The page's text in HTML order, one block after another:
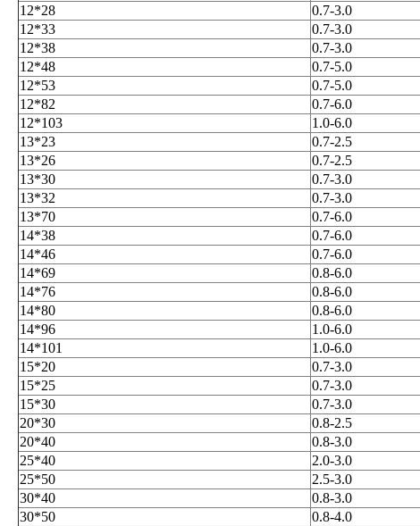
12*28
0.7-3.0
12*33
0.7-3.0
12*38
0.7-3.0
12*48
0.7-5.0
12*53
0.7-5.0
12*82
0.7-6.0
12*103
1.0-6.0
13*23
0.7-2.5
13*26
0.7-2.5
13*30
0.7-3.0
13*32
0.7-3.0
13*70
0.7-6.0
14*38
0.7-6.0
14*46
0.7-6.0
14*69
0.8-6.0
14*76
0.8-6.0
14*80
0.8-6.0
14*96
1.0-6.0
14*101
1.0-6.0
15*20
0.7-3.0
15*25
0.7-3.0
15*30
0.7-3.0
20*30
0.8-2.5
20*40
0.8-3.0
25*40
2.0-3.0
25*50
2.5-3.0
30*40
0.8-3.0
30*50
0.8-4.0